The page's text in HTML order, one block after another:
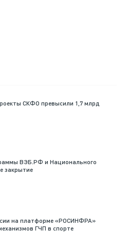
СКФО превысили 1,7 млрд
ВЭБ.РФ и Национального
закрытие
на платформе «РОСИНФРА»
ГЧП в спорте